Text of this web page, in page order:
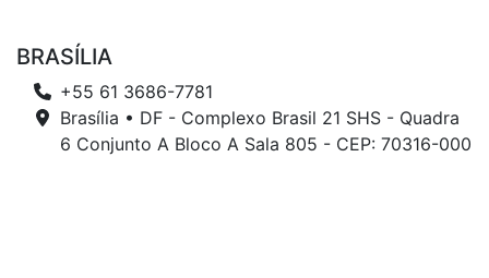
BRASÍLIA
+55 61 3686-7781
Brasília • DF - Complexo Brasil 21 SHS - Quadra
6 Conjunto A Bloco A Sala 805 - CEP: 70316-000